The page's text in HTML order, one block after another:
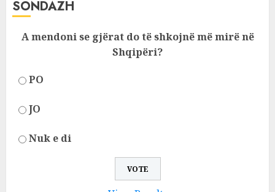
SONDAZH
A mendoni se gjërat do të shkojnë më mirë në
Shqipëri?
PO
JO
Nuk e di